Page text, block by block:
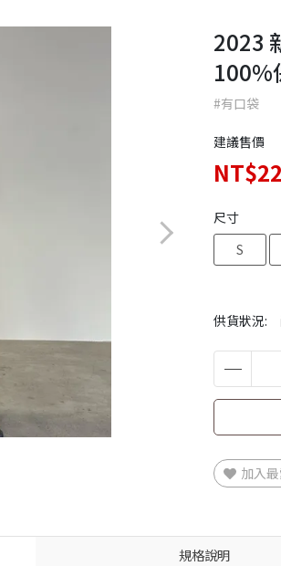
2023
100%
#有口袋
建議售價
供貨狀況:
尺寸
S
加入
規格說明